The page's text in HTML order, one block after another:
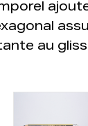
au